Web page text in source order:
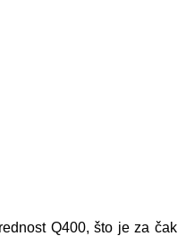
Q400, što je za čak